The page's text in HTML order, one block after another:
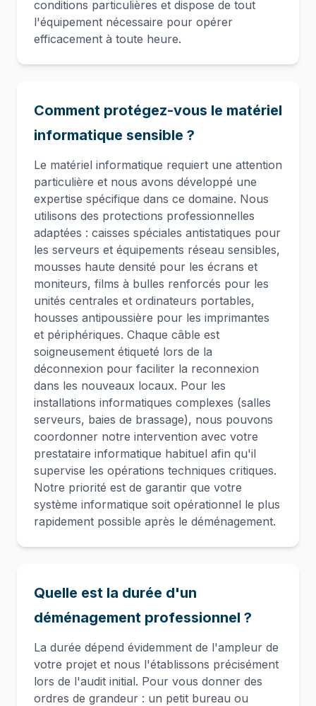
conditions particulières et dispose de tout
l'équipement nécessaire pour opérer
efficacement à toute heure.
Comment protégez-vous le matériel
informatique sensible ?
Le matériel informatique requiert une attention
particulière et nous avons développé une
expertise spécifique dans ce domaine. Nous
utilisons des protections professionnelles
adaptées : caisses spéciales antistatiques pour
les serveurs et équipements réseau sensibles,
mousses haute densité pour les écrans et
moniteurs, films à bulles renforcés pour les
unités centrales et ordinateurs portables,
housses antipoussière pour les imprimantes
et périphériques. Chaque câble est
soigneusement étiqueté lors de la
déconnexion pour faciliter la reconnexion
dans les nouveaux locaux. Pour les
installations informatiques complexes (salles
serveurs, baies de brassage), nous pouvons
coordonner notre intervention avec votre
prestataire informatique habituel afin qu'il
supervise les opérations techniques critiques.
Notre priorité est de garantir que votre
système informatique soit opérationnel le plus
rapidement possible après le déménagement.
Quelle est la durée d'un
déménagement professionnel ?
La durée dépend évidemment de l'ampleur de
votre projet et nous l'établissons précisément
lors de l'audit initial. Pour vous donner des
ordres de grandeur : un petit bureau ou